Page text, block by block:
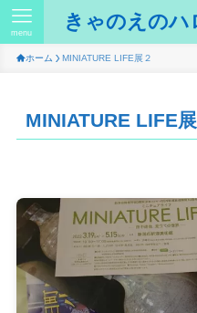
きゃのえのハ
menu
ホーム MINIATURE LIFE展２
MINIATURE LIFE